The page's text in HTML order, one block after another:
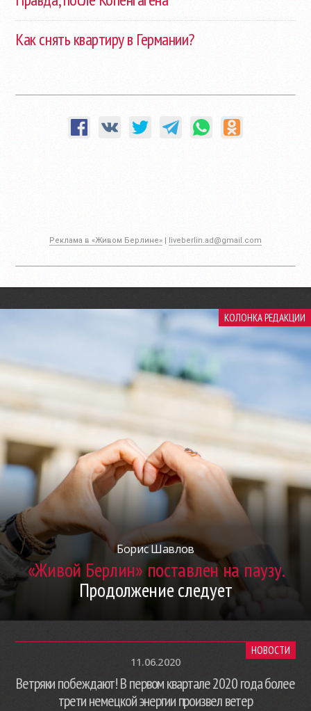
Как снять квартиру в Германии?
Реклама в «Живом Берлине» | liveberlin.ad@gmail.com
КОЛОНКА РЕДАКЦИИ
Борис Шавлов
«Живой Берлин» поставлен на паузу.
Продолжение следует
НОВОСТИ
11.06.2020
Ветряки побеждают! В первом квартале 2020 года более
трети немецкой энергии произвел ветер